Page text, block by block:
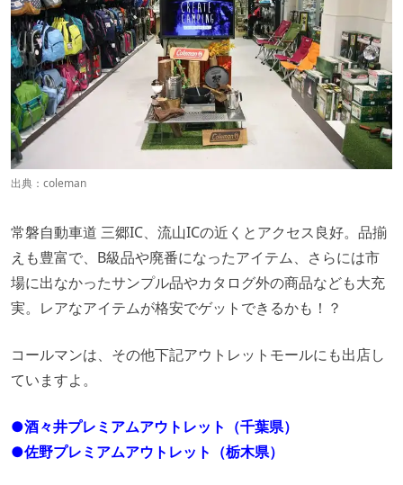
出典： coleman
常磐自動車道 三郷IC、流山ICの近くとアクセス良好。品揃
えも豊富で、B級品や廃番になったアイテム、さらには市
場に出なかったサンプル品やカタログ外の商品なども大充
実。レアなアイテムが格安でゲットできるかも！？
コールマンは、その他下記アウトレットモールにも出店し
ていますよ。
●酒々井プレミアムアウトレット（千葉県）
●佐野プレミアムアウトレット（栃木県）